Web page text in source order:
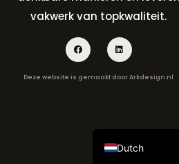
vakwerk van topkwaliteit.
Deze website is gemaakt doorArkdesign.nl
Dutch